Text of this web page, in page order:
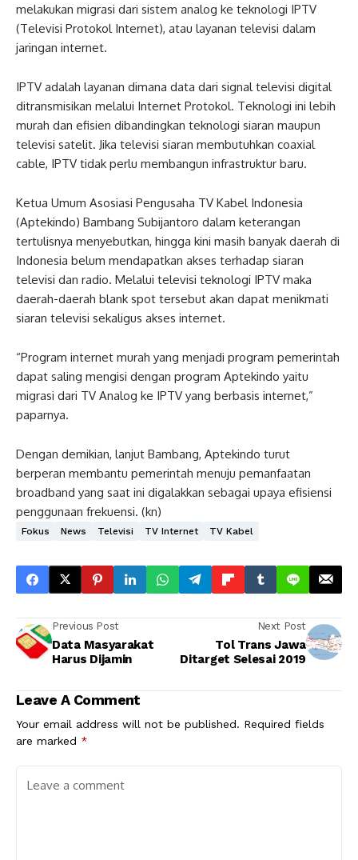
melakukan migrasi dari sistem analog ke teknologi IPTV
(Televisi Protokol Internet), atau layanan televisi dalam
jaringan internet.
IPTV adalah layanan dimana data dari signal televisi digital
ditransmisikan melalui Internet Protokol. Teknologi ini lebih
murah dan efisien dibandingkan teknologi siaran maupun
televisi satelit. Jika televisi siaran membutuhkan coaxial
cable, IPTV tidak perlu membangun infrastruktur baru.
Ketua Umum Asosiasi Pengusaha TV Kabel Indonesia
(Aptekindo) Bambang Subijantoro dalam keterangan
tertulisnya menyebutkan, hingga kini masih banyak daerah di
Indonesia belum mendapatkan akses terhadap siaran
televisi dan radio. Melalui televisi teknologi IPTV maka
daerah-daerah blank spot tersebut akan dapat menikmati
siaran televisi sekaligus akses internet.
“Program internet murah yang menjadi program pemerintah
dapat saling mengisi dengan program Aptekindo yaitu
migrasi dari TV Analog ke IPTV yang berbasis internet,”
paparnya.
Dengan demikian, lanjut Bambang, Aptekindo turut
berperan membantu pemerintah menuju pemanfaatan
broadband yang saat ini digalakkan sebagai upaya efisiensi
penggunaan frekuensi. (kn)
Fokus News Televisi TV Internet TV Kabel
Previous Post
Data Masyarakat
Harus Dijamin
Next Post
Tol Trans Jawa
Ditarget Selesai 2019
Leave A Comment
Your email address will not be published. Required fields
are marked *